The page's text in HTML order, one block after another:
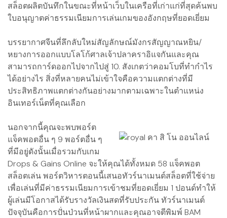
สล็อตผลิตบันทึกในขณะที่หน้าเว็บในเครือที่เก่าแก่ที่สุดค้นพบ
ใบอนุญาตค่าธรรมเนียมการเล่นเกมของอังกฤษที่ยอดเยี่ยม
บรรยากาศจีนที่ลึกลับใหม่สัญลักษณ์มังกรสัญญาณหยิน/
หยางการออกแบบโลโก้ศาลเจ้าปลาคราอิแจกันและคุณ
สามารถการ์ดออกไปจากไปสู่ ​​10. สังเกตว่าคอมโบที่ทำกำไร
ได้อย่างไร สิ่งที่หลายคนไม่เข้าใจคือความแตกต่างที่มี
ประสิทธิภาพแตกต่างกันอย่างมากตามเฉพาะในตำแหน่ง
อินเทอร์เน็ตที่คุณเลือก
นอกจากนี้คุณจะพบพอร์ต
แจ็คพอตอื่น ๆ 9 พอร์ตอื่น ๆ
ที่มีอยู่ดังนั้นเมื่อรวมกับเกม
Drops & Gains Online จะให้คุณได้ทั้งหมด 58 แจ็คพอต
สล็อตเล่น พอร์ตวิหารตอนนี้เสนอทัวร์นาเมนต์สล็อตที่ใช้จ่าย
เพื่อเล่นที่มีค่าธรรมเนียมการเข้าชมที่ยอดเยี่ยม 1 ปอนด์ทำให้
ผู้เล่นมีโอกาสได้รับรางวัลเงินสดที่รับประกัน ทัวร์นาเมนต์
ปัจจุบันคือการปั่นป่วนที่หน้าผากและคุณอาจตีพิมพ์ BAM